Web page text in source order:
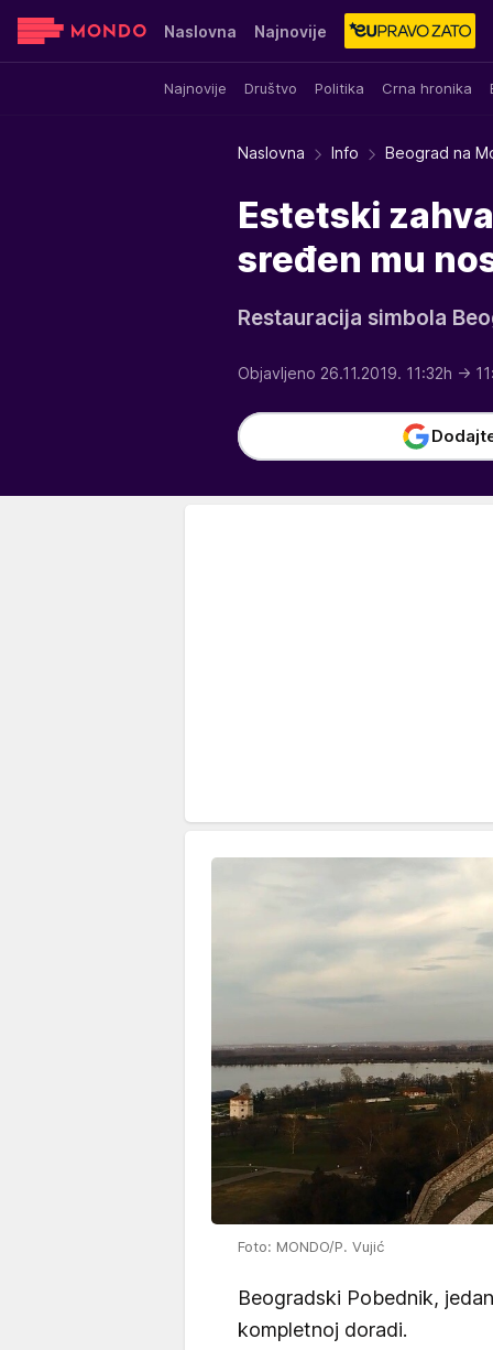
Naslovna Najnovije
Najnovije Društvo Politika Crna hronika
Sensa Stvar ukusa Yumama
Naslovna Info Beograd na
Estetski
sređen mu
Restauracija simbola
Objavljeno 26.11.2019. 11:32h →
Foto: MONDO/P. Vujić
Beogradski Pobednik,
kompletnoj doradi.